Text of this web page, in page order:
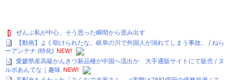
ぜんぶ私が中心、そう思った瞬間から歪み出す
【動画】よく助けられたな。岐阜の川で外国人が溺れてしまう事故。 / ねら
ーアンテナ (特化) NEW!
愛媛県産高級かんきつ新品種が中国へ流出か 大手通販サイトにて販売 / ヌ
ルポあんてな｜趣味 NEW!